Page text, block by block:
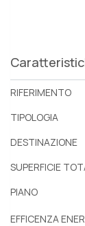
RIFERIMENTO
TIPOLOGIA
DESTINAZIONE
SUPERFICIE
PIANO
EFFICENZA